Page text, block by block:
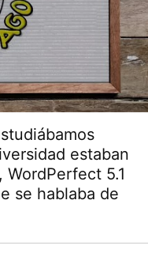
estaban
5.1
se hablaba de